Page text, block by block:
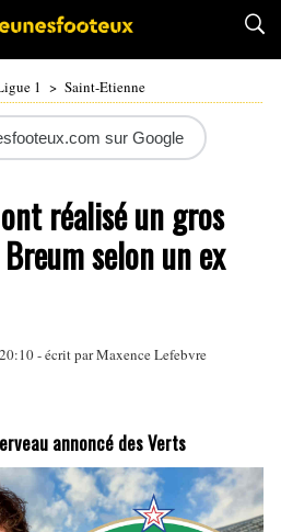
1 > Saint-Etienne
sur Google
réalisé un gros
selon un ex
- écrit parMaxence Lefebvre
annoncé des Verts